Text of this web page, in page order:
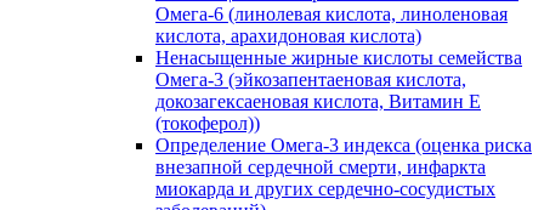
Омега-6 (линолевая кислота, линоленовая
кислота, арахидоновая кислота)
Ненасыщенные жирные кислоты семейства
Омега-3 (эйкозапентаеновая кислота,
докозагексаеновая кислота, Витамин E
(токоферол))
Определение Омега-3 индекса (оценка риска
внезапной сердечной смерти, инфаркта
миокарда и других сердечно-сосудистых